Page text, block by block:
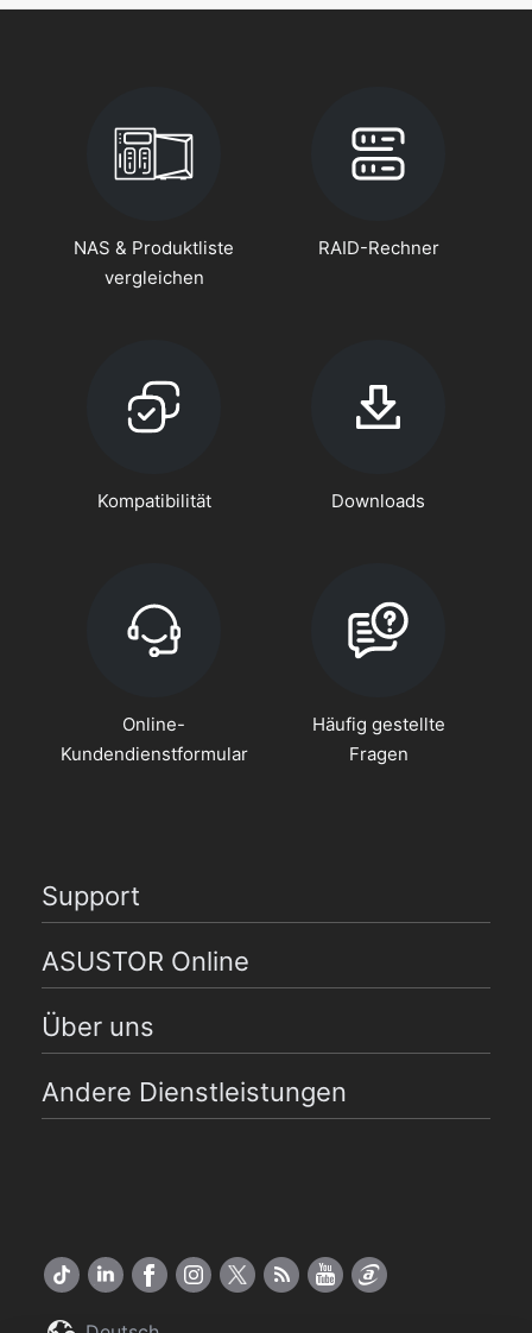
NAS & Produktliste
vergleichen
RAID-Rechner
Kompatibilität Downloads
Online-
Kundendienstformular
Häufig gestellte
Fragen
Support
ASUSTOR Online
Über uns
Andere Dienstleistungen